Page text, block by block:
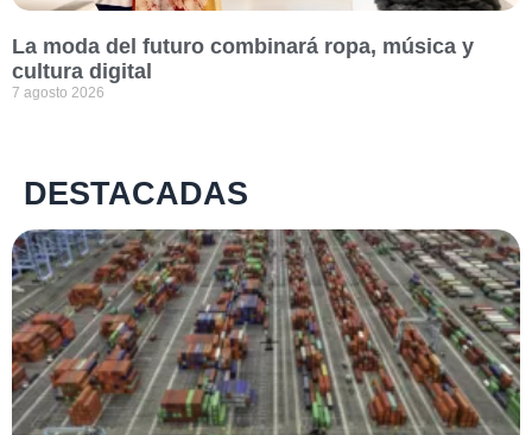
La moda del futuro combinará ropa, música y
cultura digital
7 agosto 2026
DESTACADAS